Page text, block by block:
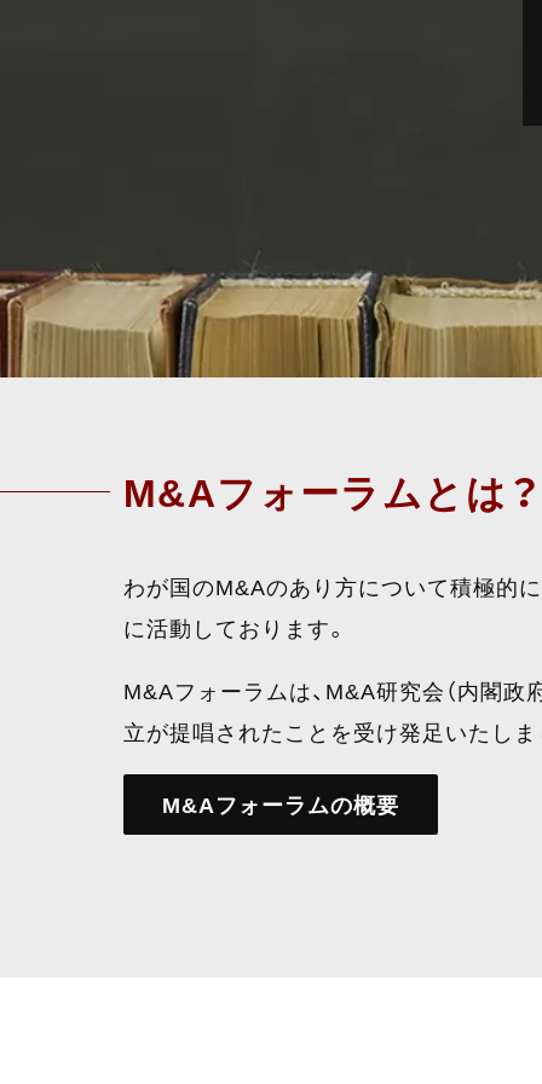
M&Aフォーラムとは？
わが国のM&Aのあり方について積極的
に活動しております。
M&Aフォーラムは、M&A研究会（内閣
立が提唱されたことを受け発足いたしま
M&Aフォーラムの概要